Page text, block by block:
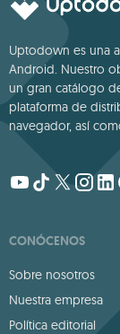
Uptodown es una
Android. Nuestro
un gran catálogo
plataforma de
navegador, así
CONÓCENOS
Sobre nosotros
Nuestra empresa
Política editorial